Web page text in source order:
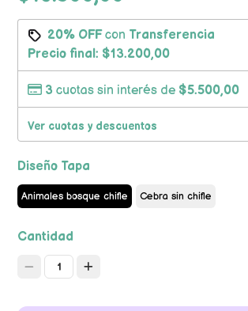
20% OFFcon Transferencia
Precio final: $13.200,00
3 cuotas sin interés de $5.500,00
Ver cuotas y descuentos
Diseño Tapa
Animales bosque chifle Cebra sin chifle
Cantidad
1